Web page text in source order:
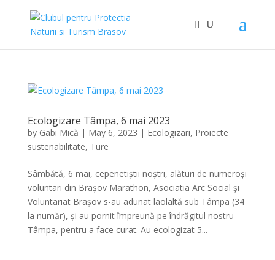
Ecologizare Tâmpa, 6 mai 2023
by Gabi Mică | May 6, 2023 | Ecologizari, Proiecte
sustenabilitate, Ture
Sâmbătă, 6 mai, cepenetiștii noștri, alături de numeroși
voluntari din Brașov Marathon, Asociatia Arc Social și
Voluntariat Brașov s-au adunat laolaltă sub Tâmpa (34
la număr), și au pornit împreună pe îndrăgitul nostru
Tâmpa, pentru a face curat. Au ecologizat 5...